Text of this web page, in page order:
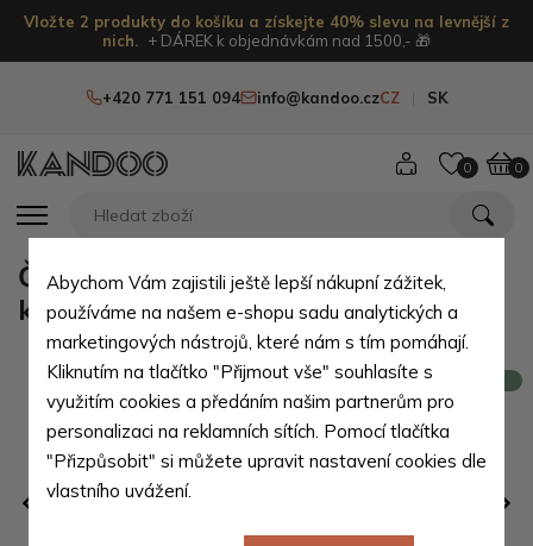
Vložte 2 produkty do košíku a získejte 40% slevu na levnější z
nich.
+ DÁREK k objednávkám nad 1500,- 🎁
+420 771 151 094 info@kandoo.czCZ SK
0 0
Černá dámská kožená crossbody
kabelka Dilnoza
Abychom Vám zajistili ještě lepší nákupní zážitek,
používáme na našem e-shopu sadu analytických a
marketingových nástrojů, které nám s tím pomáhají.
Kliknutím na tlačítko "Přijmout vše" souhlasíte s
využitím cookies a předáním našim partnerům pro
personalizaci na reklamních sítích. Pomocí tlačítka
"Přizpůsobit" si můžete upravit nastavení cookies dle
vlastního uvážení.